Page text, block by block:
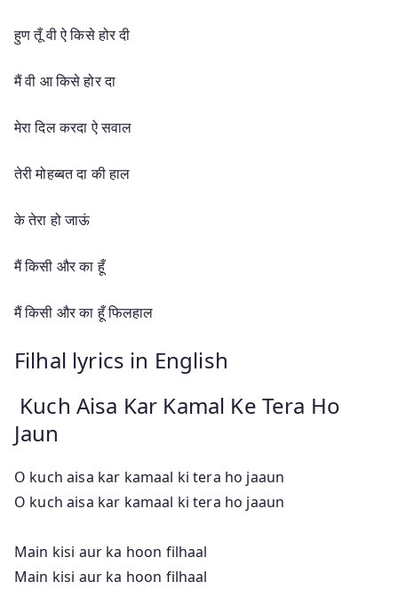
हुण तूँ वी ऐ किसे होर दी
मैं वी आ किसे होर दा
मेरा दिल करदा ऐ सवाल
तेरी मोहब्बत दा की हाल
के तेरा हो जाऊं
मैं किसी और का हूँ
मैं किसी और का हूँ फिलहाल
Filhal lyrics in English
Kuch Aisa Kar Kamal Ke Tera Ho
Jaun
O kuch aisa kar kamaal ki tera ho jaaun
O kuch aisa kar kamaal ki tera ho jaaun
Main kisi aur ka hoon filhaal
Main kisi aur ka hoon filhaal